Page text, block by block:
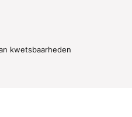
kwetsbaarheden